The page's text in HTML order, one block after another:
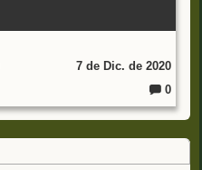
7 de Dic. de 2020
o
m
io
0